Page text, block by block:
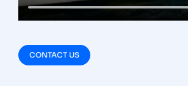
CONTACT US